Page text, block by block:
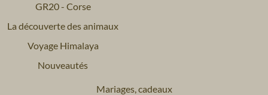
GR20 - Corse
La découverte des animaux
Voyage Himalaya
Nouveautés
Mariages, cadeaux